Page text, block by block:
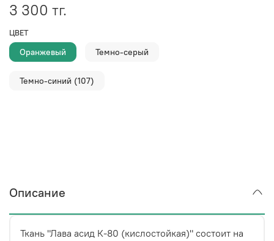
3 300 тг.
ЦВЕТ
Оранжевый Темно-серый
Темно-синий (107)
Описание
Ткань "Лава асид К-80 (кислостойкая)" состоит на